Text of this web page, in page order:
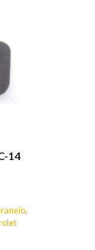
14
,